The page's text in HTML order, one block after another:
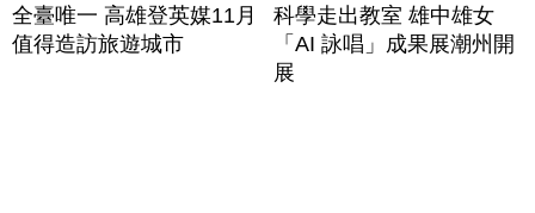
全臺唯一 高雄登英媒11月
值得造訪旅遊城市
科學走出教室 雄中雄女
「AI 詠唱」成果展潮州開
展